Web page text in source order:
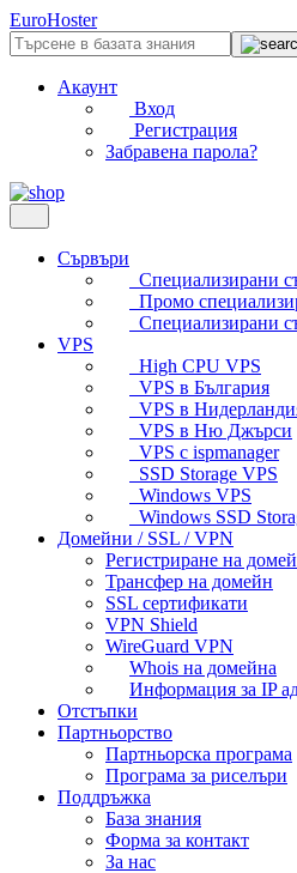
EuroHoster
Акаунт
Вход
Регистрация
Забравена парола?
Сървъри
Специализирани
Промо
Специализирани
VPS
High CPU VPS
VPS в България
VPS в
VPS в Ню Джърси
VPS с ispmanager
SSD Storage VPS
Windows VPS
Windows SSD
Домейни / SSL / VPN
Регистриране на
Трансфер на домейн
SSL сертификати
VPN Shield
WireGuard VPN
Whois на домейна
Информация за IP
Отстъпки
Партньорство
Партньорска програма
Програма за риселъри
Поддръжка
База знания
Форма за контакт
За нас